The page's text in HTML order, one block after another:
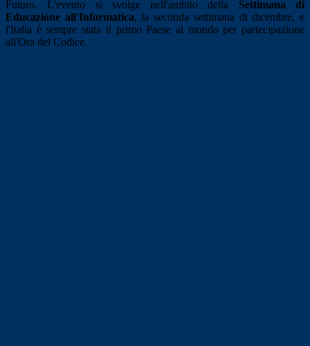
Futuro. L'evento si svolge nell'ambito della Settimana di
Educazione all'Informatica, la seconda settimana di dicembre, e
l'Italia è sempre stata il primo Paese al mondo per partecipazione
all'Ora del Codice.